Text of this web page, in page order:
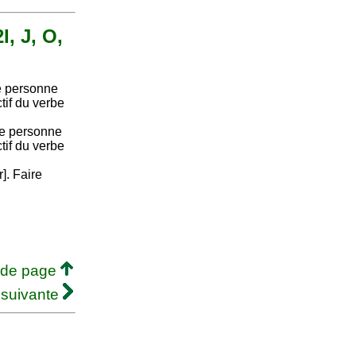
J, O,
personne
du verbe
personne
du verbe
Faire
page